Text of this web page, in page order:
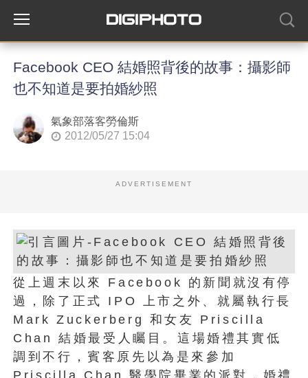
Facebook CEO 結婚照背後的故事：攝影師
也不知道是要拍婚紗照
氣象部落客勞倫斯
2012/05/27 15:04
ADVERTISEMENT
從上週末以來 Facebook 的新聞就沒有停
過，除了正式 IPO 上市之外、就屬執行長
Mark Zuckerberg 和女友 Priscilla
Chan 結婚最受人矚目。這場婚禮其實低
調到不行，賓客原先以為是來參加
Priscilla Chan 醫學院畢業的派對，婚禮